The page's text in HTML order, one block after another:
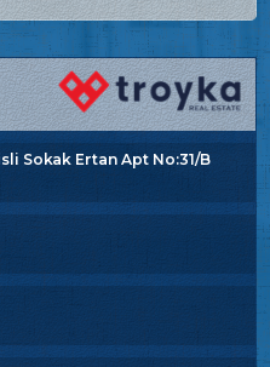
Sokak Ertan Apt No:31/B